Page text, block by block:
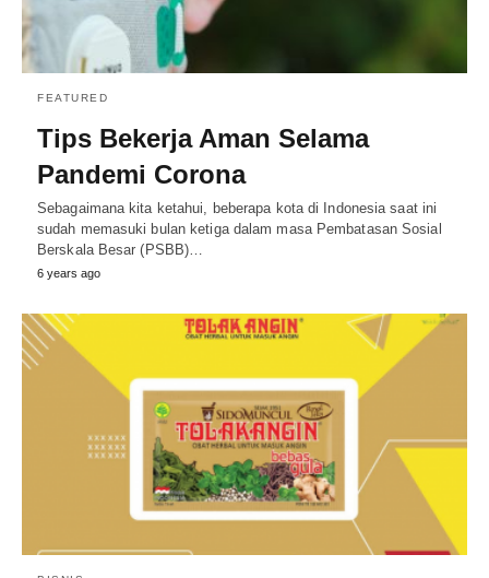
FEATURED
Tips Bekerja Aman Selama
Pandemi Corona
Sebagaimana kita ketahui, beberapa kota di Indonesia saat ini
sudah memasuki bulan ketiga dalam masa Pembatasan Sosial
Berskala Besar (PSBB)…
6 years ago